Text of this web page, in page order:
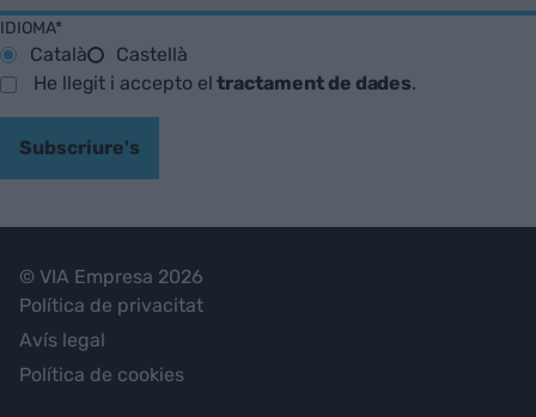
IDIOMA*
Català
Castellà
He llegit i accepto eltractament de dades.
Subscriure's
© VIA Empresa 2026
Política de privacitat
Avís legal
Política de cookies